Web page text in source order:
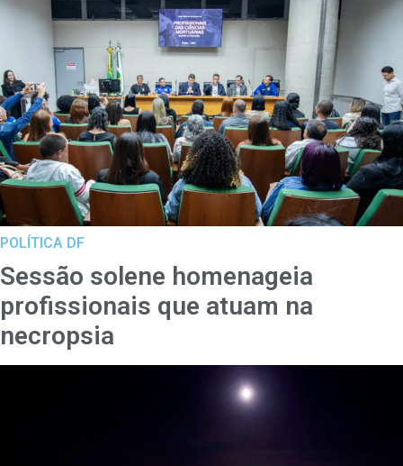
POLÍTICA DF
Sessão solene homenageia
profissionais que atuam na
necropsia